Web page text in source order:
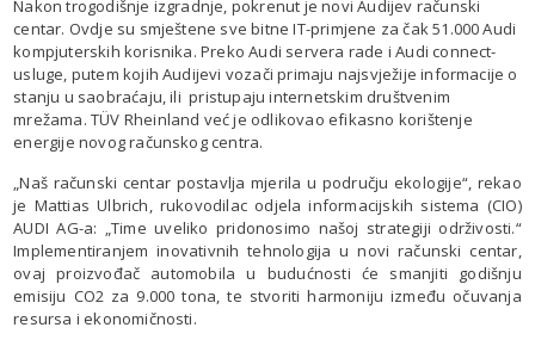
Nakon trogodišnje izgradnje, pokrenut je novi Audijev računski
centar. Ovdje su smještene sve bitne IT-primjene za čak 51.000 Audi
kompjuterskih korisnika. Preko Audi servera rade i Audi connect-
usluge, putem kojih Audijevi vozači primaju najsvježije informacije o
stanju u saobraćaju, ili pristupaju internetskim društvenim
mrežama. TÜV Rheinland već je odlikovao efikasno korištenje
energije novog računskog centra.
„Naš računski centar postavlja mjerila u području ekologije“, rekao
je Mattias Ulbrich, rukovodilac odjela informacijskih sistema (CIO)
AUDI AG-a: „Time uveliko pridonosimo našoj strategiji održivosti.“
Implementiranjem inovativnih tehnologija u novi računski centar,
ovaj proizvođač automobila u budućnosti će smanjiti godišnju
emisiju CO2 za 9.000 tona, te stvoriti harmoniju između očuvanja
resursa i ekonomičnosti.